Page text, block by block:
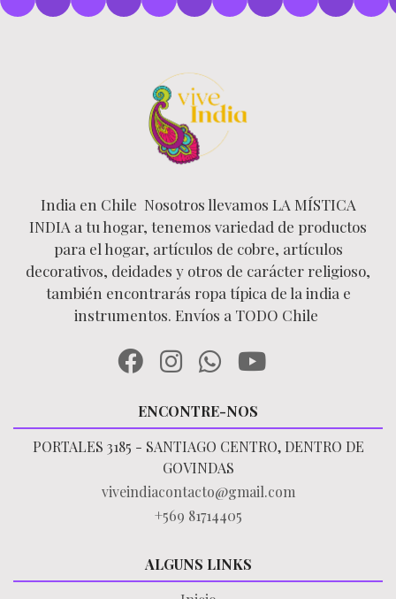
India en Chile Nosotros llevamos LA MÍSTICA
INDIA a tu hogar, tenemos variedad de productos
para el hogar, artículos de cobre, artículos
decorativos, deidades y otros de carácter religioso,
también encontrarás ropa típica de la india e
instrumentos. Envíos a TODO Chile
ENCONTRE-NOS
PORTALES 3185 - SANTIAGO CENTRO, DENTRO DE
GOVINDAS
viveindiacontacto@gmail.com
+569 81714405
ALGUNS LINKS